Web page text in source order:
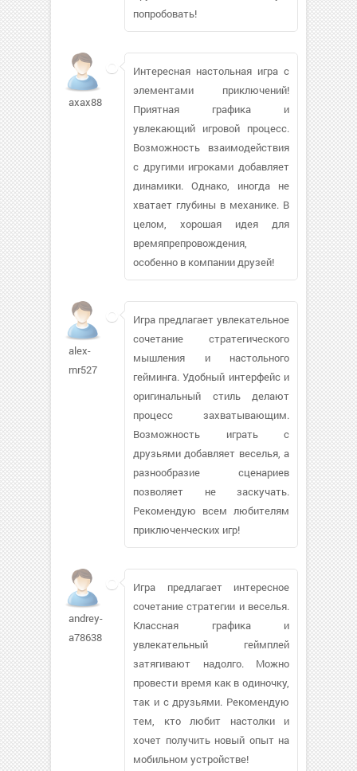
попробовать!
axax88
Интересная настольная игра с
элементами приключений!
Приятная графика и
увлекающий игровой процесс.
Возможность взаимодействия
с другими игроками добавляет
динамики. Однако, иногда не
хватает глубины в механике. В
целом, хорошая идея для
времяпрепровождения,
особенно в компании друзей!
alex-
rnr527
Игра предлагает увлекательное
сочетание стратегического
мышления и настольного
гейминга. Удобный интерфейс и
оригинальный стиль делают
процесс захватывающим.
Возможность играть с
друзьями добавляет веселья, а
разнообразие сценариев
позволяет не заскучать.
Рекомендую всем любителям
приключенческих игр!
andrey-
a78638
Игра предлагает интересное
сочетание стратегии и веселья.
Классная графика и
увлекательный геймплей
затягивают надолго. Можно
провести время как в одиночку,
так и с друзьями. Рекомендую
тем, кто любит настолки и
хочет получить новый опыт на
мобильном устройстве!